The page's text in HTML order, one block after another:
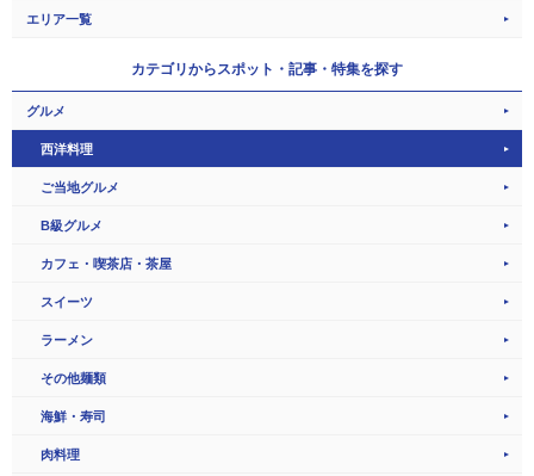
エリア一覧
カテゴリからスポット・記事・特集を探す
グルメ
西洋料理
ご当地グルメ
B級グルメ
カフェ・喫茶店・茶屋
スイーツ
ラーメン
その他麺類
海鮮・寿司
肉料理